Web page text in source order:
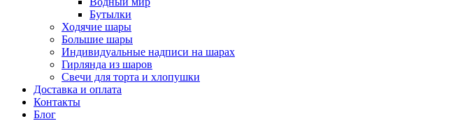
Бутылки
Ходячие шары
Большие шары
Индивидуальные надписи на шарах
Гирлянда из шаров
Свечи для торта и хлопушки
Доставка и оплата
Контакты
Блог